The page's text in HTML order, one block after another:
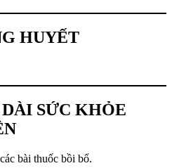
HUYẾT
SỨC KHỎE
bài thuốc bồi bổ.